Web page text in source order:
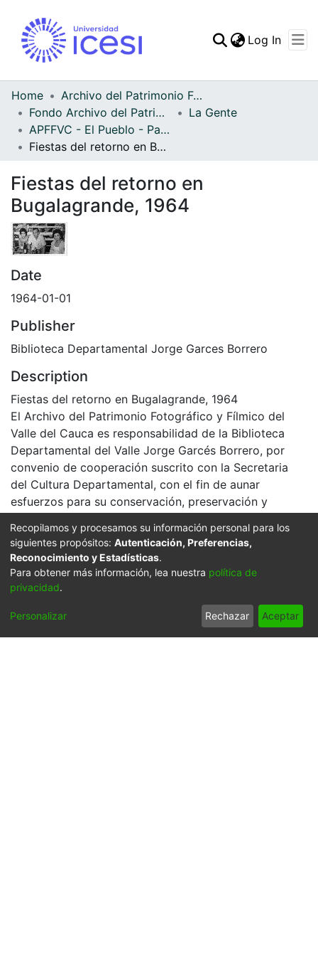
Statistics
Log In
Home
Archivo del Patrimonio Fotográfico y Fílmico del Valle del Cauca
Fondo Archivo del Patrimonio Fotográfico y Fílmico del Valle del Cauca
La Gente
APFFVC - El Pueblo - Patrimonial
Fiestas del retorno en Bugalagrande, 1964
Fiestas del retorno en
Bugalagrande, 1964
Date
1964-01-01
Publisher
Biblioteca Departamental Jorge Garces Borrero
Description
Fiestas del retorno en Bugalagrande, 1964
El Archivo del Patrimonio Fotográfico y Fílmico del
Valle del Cauca es responsabilidad de la Biblioteca
Departamental del Valle Jorge Garcés Borrero, por
convenio de cooperación suscrito con la Secretaria
del Cultura Departamental, con el fin de aunar
esfuerzos para su conservación, preservación y
Vallecaucana, especialmente entre los estudiantes e
investigadores que visitan la Biblioteca, propiciando el
su uso y consulta permanente. La universidad Icesi es
un colaborador en el proceso de difusión, facilitando
la tecnología que permite la consulta de las imágenes.
Click on the image to open the gallery.
Recopilamos y procesamos su información personal para los
siguientes propósitos: Autenticación, Preferencias,
Reconocimiento y Estadísticas.
Para obtener más información, lea nuestra política de
privacidad.
Personalizar Rechazar Aceptar